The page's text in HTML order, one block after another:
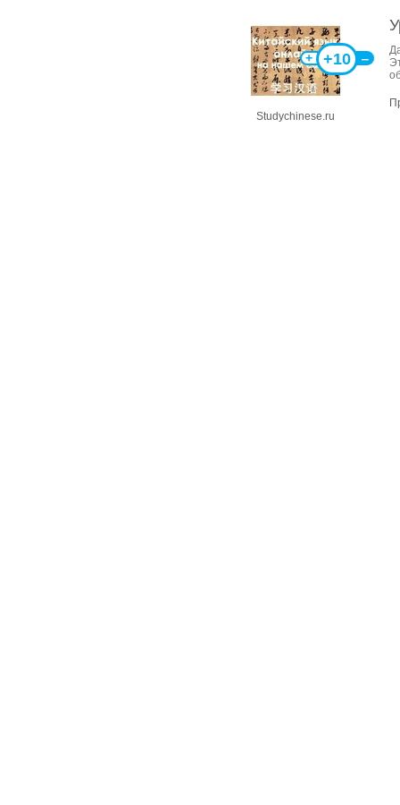
Studychinese.ru
+10
+ ‒